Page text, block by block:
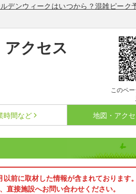
デンウィークはいつから？混雑ピーク
アクセス
このペ
時間など 地図・アク
前に取材した情報が含まれております。
直接施設へお問い合わせください。